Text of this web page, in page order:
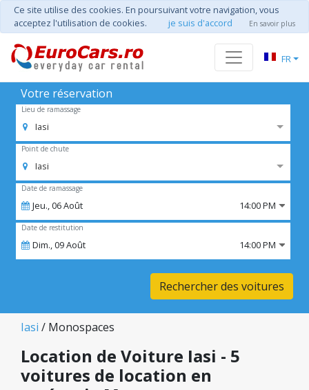
Ce site utilise des cookies. En poursuivant votre navigation, vous
acceptez l'utilisation de cookies.
je suis d'accord En savoir plus
FR
Votre réservation
Lieu de ramassage
Iasi
Point de chute
Iasi
Date de ramassage
Jeu.,06Août 14:00 PM
Date de restitution
Dim.,09Août 14:00 PM
Rechercher des voitures
Iasi / Monospaces
Location de Voiture Iasi - 5
voitures de location en